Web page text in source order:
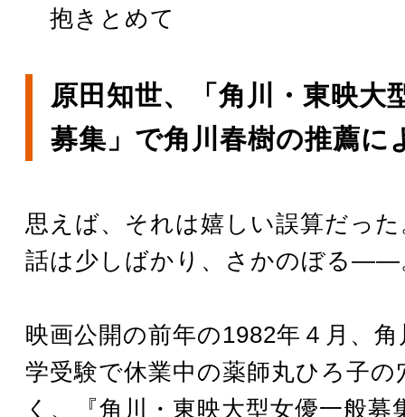
抱きとめて
原田知世、「角川・東映大
募集」で角川春樹の推薦に
思えば、それは嬉しい誤算だった
話は少しばかり、さかのぼる――
映画公開の前年の1982年４月、
学受験で休業中の薬師丸ひろ子
く、『角川・東映大型女優一般募